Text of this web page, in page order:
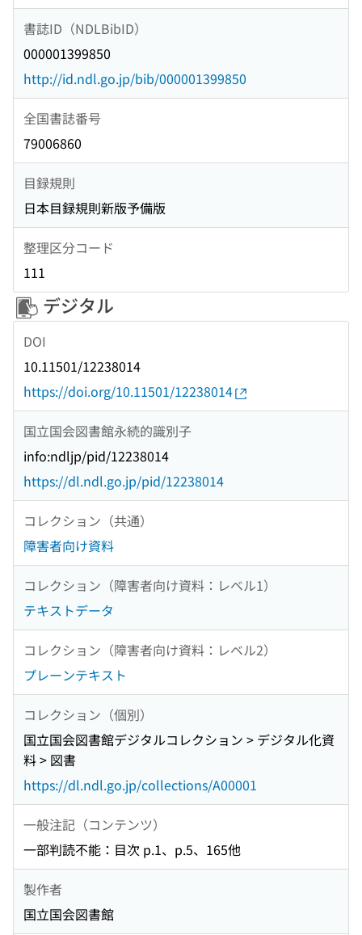
書誌ID（NDLBibID）
000001399850
http://id.ndl.go.jp/bib/000001399850
全国書誌番号
79006860
目録規則
日本目録規則新版予備版
整理区分コード
111
デジタル
DOI
10.11501/12238014
https://doi.org/10.11501/12238014
国立国会図書館永続的識別子
info:ndljp/pid/12238014
https://dl.ndl.go.jp/pid/12238014
コレクション（共通）
障害者向け資料
コレクション（障害者向け資料：レベル1）
テキストデータ
コレクション（障害者向け資料：レベル2）
プレーンテキスト
コレクション（個別）
国立国会図書館デジタルコレクション > デジタル化資
料 > 図書
https://dl.ndl.go.jp/collections/A00001
一般注記（コンテンツ）
一部判読不能：目次 p.1、p.5、165他
製作者
国立国会図書館